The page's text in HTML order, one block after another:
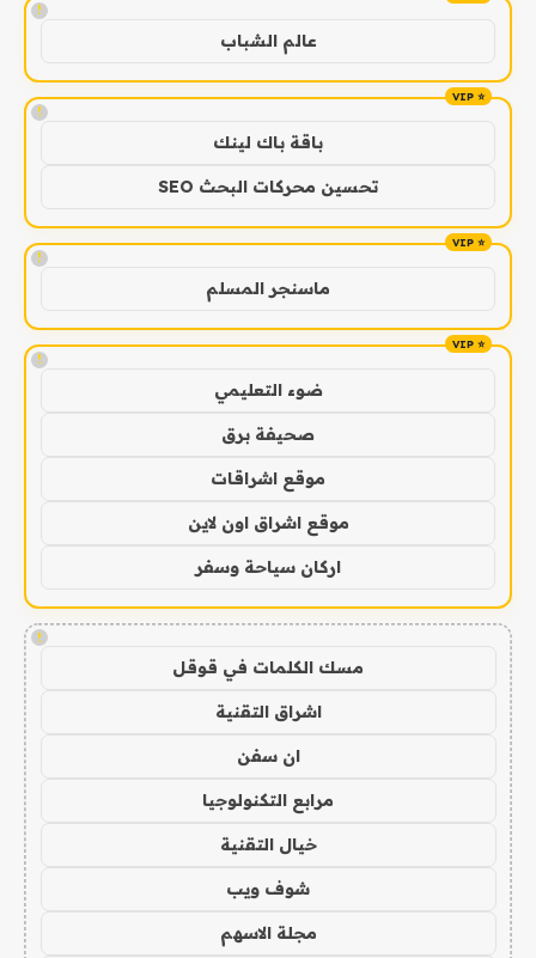
!
عالم الشباب
!
باقة باك لينك
تحسين محركات البحث SEO
!
ماسنجر المسلم
!
ضوء التعليمي
صحيفة برق
موقع اشراقات
موقع اشراق اون لاين
اركان سياحة وسفر
!
مسك الكلمات في قوقل
اشراق التقنية
ان سفن
مرابع التكنولوجيا
خيال التقنية
شوف ويب
مجلة الاسهم